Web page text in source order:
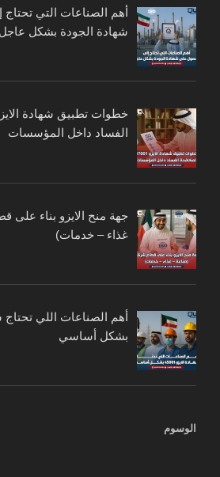
أهم الصناعات التي
شهادة الجودة بشكل عاجل
الفساد داخل المؤسسات
جهة منح الايزو بناء
غذاء – خدمات)
بشكل أساسي
الوسوم